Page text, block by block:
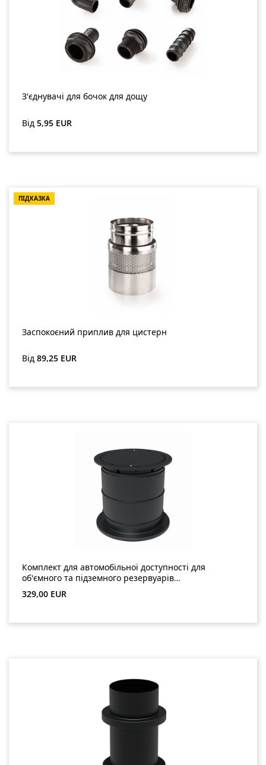
З'єднувачі для бочок для дощу
Звичайна ціна:
Від 5,95 EUR
ПІДКАЗКА
Заспокоєний приплив для цистерн
Звичайна ціна:
Від 89,25 EUR
Комплект для автомобільної доступності для
об'ємного та підземного резервуарів
(GreenLife)
Звичайна ціна:
329,00 EUR